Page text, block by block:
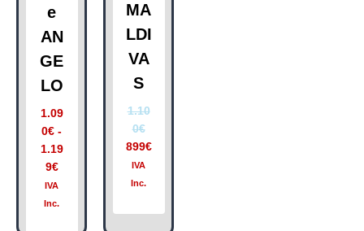
e
AN
GE
LO
1.09
0€ -
1.19
9€
IVA
Inc.
MA
LDI
VA
S
1.10
0€
899€
IVA
Inc.